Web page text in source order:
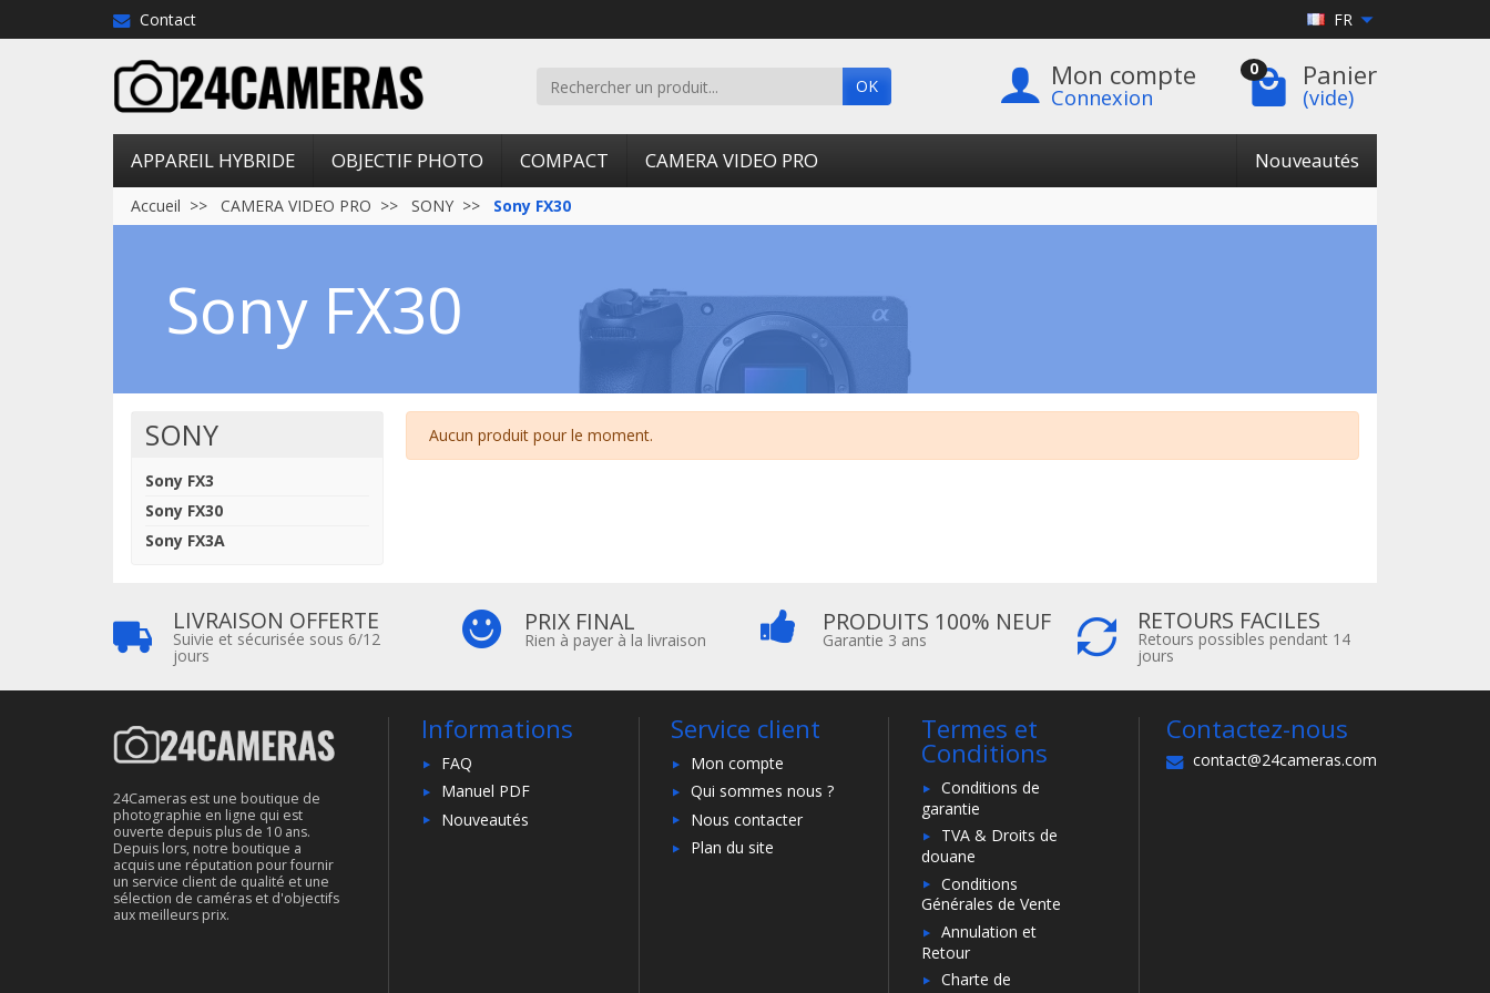
Contact FR
OK Mon compte
Connexion
0 Panier
(vide)
APPAREIL HYBRIDE OBJECTIF PHOTO COMPACT CAMERA VIDEO PRO Nouveautés
Accueil CAMERA VIDEO PRO SONY Sony FX30
Sony FX30
SONY
Sony FX3
Sony FX30
Sony FX3A
Aucun produit pour le moment.
LIVRAISON OFFERTE
Suivie et sécurisée sous 6/12
jours
PRIX FINAL
Rien à payer à la livraison
PRODUITS 100% NEUF
Garantie 3 ans
RETOURS FACILES
Retours possibles pendant 14
jours
24Cameras est une boutique de
photographie en ligne qui est
ouverte depuis plus de 10 ans.
Depuis lors, notre boutique a
acquis une réputation pour fournir
un service client de qualité et une
sélection de caméras et d'objectifs
aux meilleurs prix.
Informations
FAQ
Manuel PDF
Nouveautés
Service client
Mon compte
Qui sommes nous ?
Nous contacter
Plan du site
Termes et
Conditions
Conditions de
garantie
TVA & Droits de
douane
Conditions
Générales de Vente
Annulation et
Retour
Charte de
Contactez-nous
contact@24cameras.com